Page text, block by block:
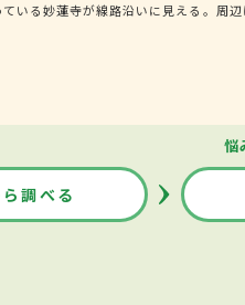
いる妙蓮寺が線路沿いに見える。
悩
調べる